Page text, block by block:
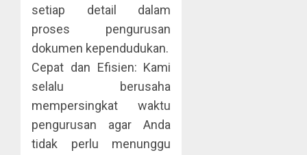
setiap detail dalam
proses pengurusan
dokumen kependudukan.
Cepat dan Efisien: Kami
selalu berusaha
mempersingkat waktu
pengurusan agar Anda
tidak perlu menunggu